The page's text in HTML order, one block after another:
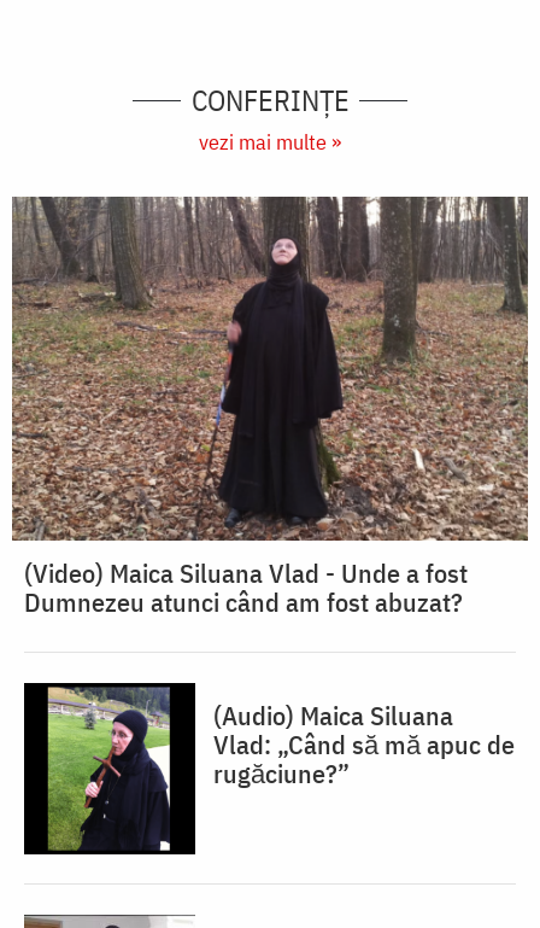
CONFERINȚE
vezi mai multe »
(Video) Maica Siluana Vlad - Unde a fost
Dumnezeu atunci când am fost abuzat?
(Audio) Maica Siluana
Vlad: „Când să mă apuc de
rugăciune?”